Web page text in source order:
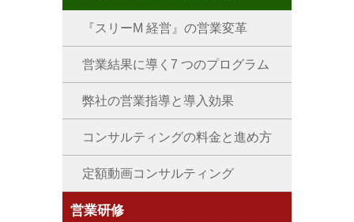
『スリーM 経営』の営業変革
営業結果に導く7 つのプログラム
弊社の営業指導と導入効果
コンサルティングの料金と進め方
定額動画コンサルティング
営業研修